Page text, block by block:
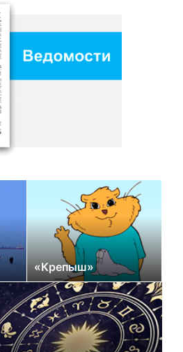
«Крепыш»